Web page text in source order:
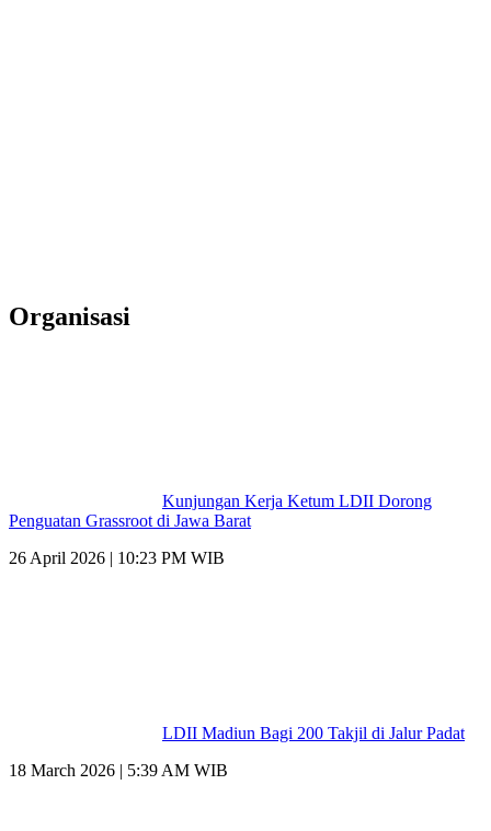
Organisasi
Kunjungan Kerja Ketum LDII Dorong
Penguatan Grassroot di Jawa Barat
26 April 2026 | 10:23 PM WIB
LDII Madiun Bagi 200 Takjil di Jalur Padat
18 March 2026 | 5:39 AM WIB